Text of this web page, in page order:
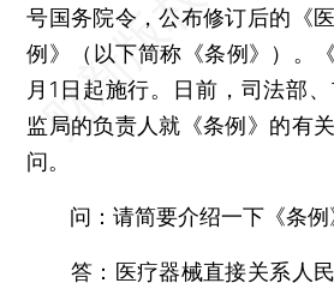
号国务院令，公布修订后的《
例》（以下简称《条例》）。
月1日起施行。日前，司法部
监局的负责人就《条例》的有
问。
问：请简要介绍一下《条例
答：医疗器械直接关系人民